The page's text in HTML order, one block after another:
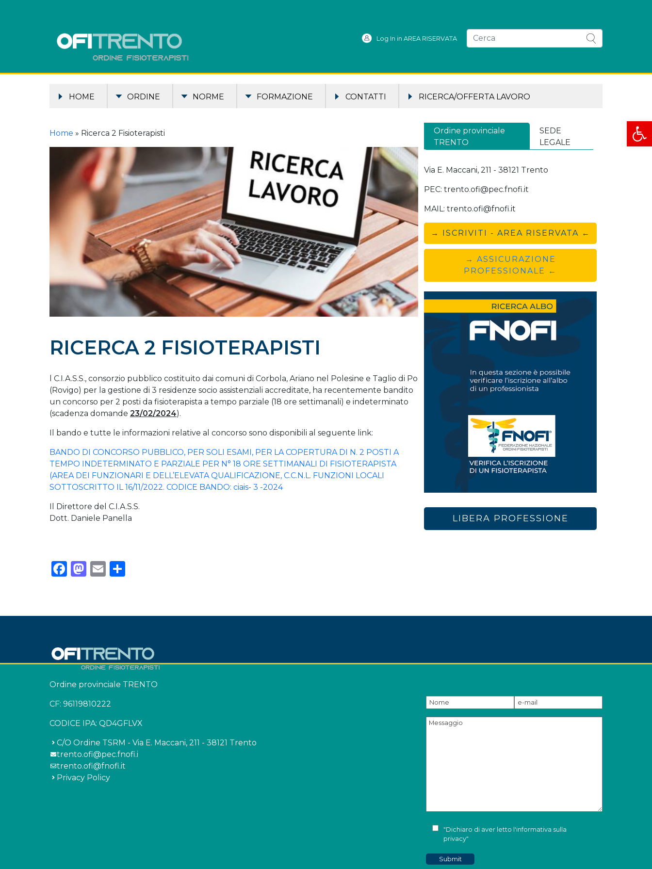
Apri
Log In in AREA RISERVATA
HOME ORDINE NORME FORMAZIONE CONTATTI RICERCA/OFFERTA LAVORO
Home » Ricerca 2 Fisioterapisti
RICERCA 2 FISIOTERAPISTI
l C.I.A.S.S., consorzio pubblico costituito dai comuni di Corbola, Ariano nel Polesine e Taglio di Po
(Rovigo) per la gestione di 3 residenze socio assistenziali accreditate, ha recentemente bandito
un concorso per 2 posti da fisioterapista a tempo parziale (18 ore settimanali) e indeterminato
(scadenza domande 23/02/2024).
Il bando e tutte le informazioni relative al concorso sono disponibili al seguente link:
BANDO DI CONCORSO PUBBLICO, PER SOLI ESAMI, PER LA COPERTURA DI N. 2 POSTI A
TEMPO INDETERMINATO E PARZIALE PER N° 18 ORE SETTIMANALI DI FISIOTERAPISTA
(AREA DEI FUNZIONARI E DELL’ELEVATA QUALIFICAZIONE, C.C.N.L. FUNZIONI LOCALI
SOTTOSCRITTO IL 16/11/2022. CODICE BANDO: ciais- 3 -2024
Il Direttore del C.I.A.S.S.
Dott. Daniele Panella
Facebook
Mastodon
Email
Ordine provinciale
TRENTO
SEDE
LEGALE
Via E. Maccani, 211 - 38121 Trento
PEC: trento.ofi@pec.fnofi.it
MAIL: trento.ofi@fnofi.it
→ ISCRIVITI - AREA RISERVATA ←
→ ASSICURAZIONE
PROFESSIONALE ←
LIBERA PROFESSIONE
Ordine provinciale TRENTO
CF: 96119810222
CODICE IPA: QD4GFLVX
C/O Ordine TSRM - Via E. Maccani, 211 - 38121 Trento
trento.ofi@pec.fnofi.i
trento.ofi@fnofi.it
Privacy Policy
"Dichiaro di aver letto l'informativa sulla
privacy"